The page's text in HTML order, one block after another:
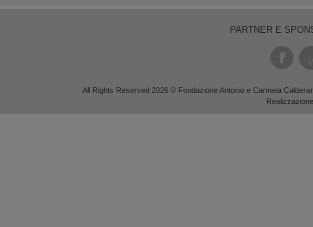
PARTNER E
All Rights Reserved 2026 © Fondazione Antonio e Carmela